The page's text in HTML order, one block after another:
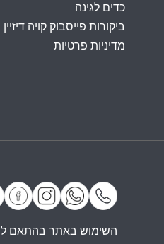
כדים לגינה
ביקורות פייסבוק קויה דיזיין
מדיניות פרטיות
השימוש באתר בהתאם